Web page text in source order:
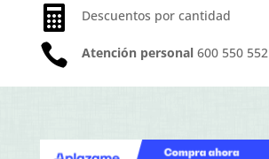
 Descuentos por cantidad
 Atención personal600 550 552